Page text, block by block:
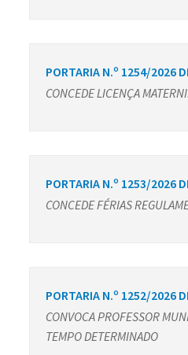
PORTARIA N.º 1254/2026
CONCEDE LICENÇA
PORTARIA N.º 1253/2026
CONCEDE FÉRIAS
PORTARIA N.º 1252/2026
CONVOCA PROFESSOR
TEMPO DETERMINADO